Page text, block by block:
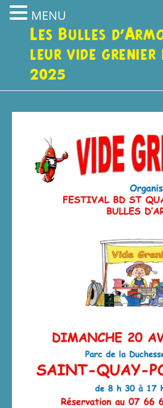
Les Bulles
leur vide
2025
MENU